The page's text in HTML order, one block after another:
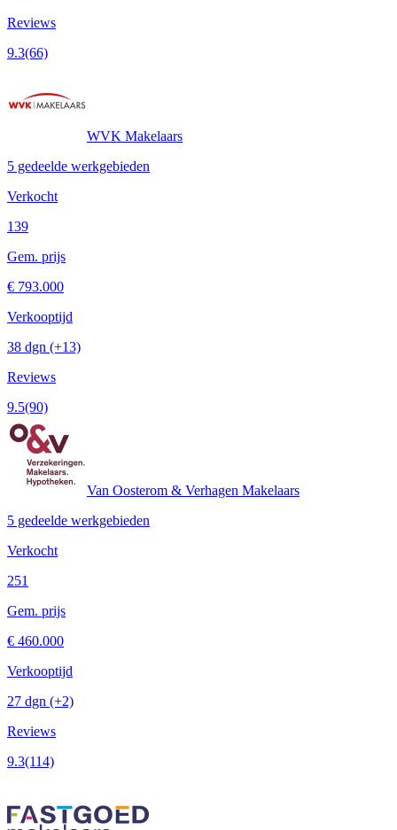
Reviews
9.3(66)
WVK Makelaars
5 gedeelde werkgebieden
Verkocht
139
Gem. prijs
€ 793.000
Verkooptijd
38 dgn (+13)
Reviews
9.5(90)
Van Oosterom & Verhagen Makelaars
5 gedeelde werkgebieden
Verkocht
251
Gem. prijs
€ 460.000
Verkooptijd
27 dgn (+2)
Reviews
9.3(114)